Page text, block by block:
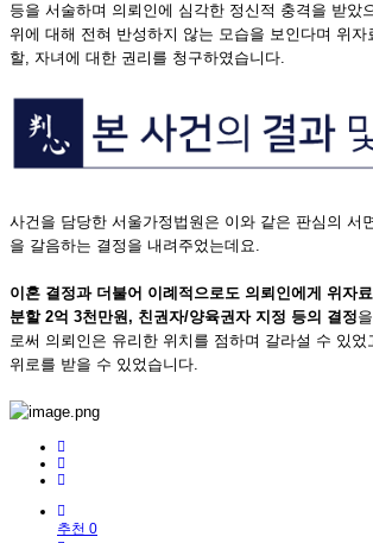
등을 서술하며 의뢰인에 심각한 정신적 충격을 받았
위에 대해 전혀 반성하지 않는 모습을 보인다며 위자
할, 자녀에 대한 권리를 청구하였습니다.
사건을 담당한 서울가정법원은 이와 같은 판심의 서
을 갈음하는 결정을 내려주었는데요.
이혼 결정과 더불어 이례적으로도 의뢰인에게 위자
분할 2억 3천만원, 친권자/양육권자 지정 등의 결정
로써 의뢰인은 유리한 위치를 점하며 갈라설 수 있었
위로를 받을 수 있었습니다.
추천 0